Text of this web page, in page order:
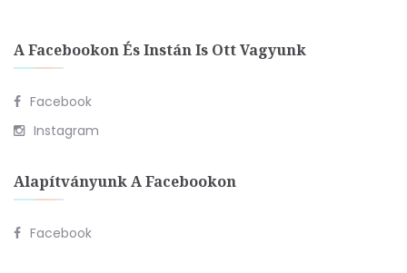
A Facebookon És Instán Is Ott Vagyunk
Facebook
Instagram
Alapítványunk A Facebookon
Facebook